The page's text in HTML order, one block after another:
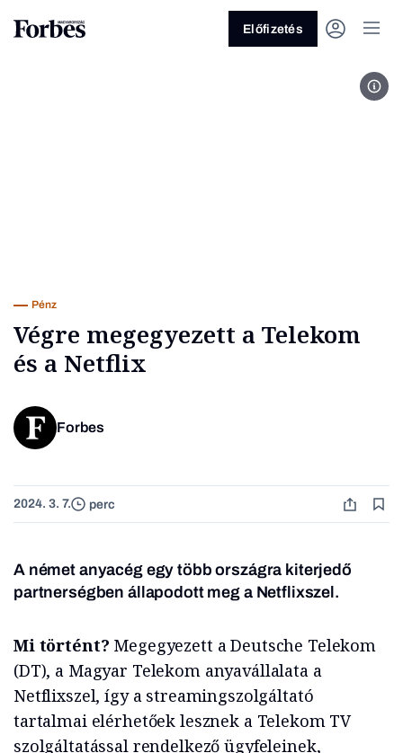
Előfizetés
Pénz
Végre megegyezett a Telekom
és a Netflix
Forbes
2024. 3. 7. perc
A német anyacég egy több országra kiterjedő
partnerségben állapodott meg a Netflixszel.
Mi történt? Megegyezett a Deutsche Telekom
(DT), a Magyar Telekom anyavállalata a
Netflixszel, így a streamingszolgáltató
tartalmai elérhetőek lesznek a Telekom TV
szolgáltatással rendelkező ügyfeleinek,